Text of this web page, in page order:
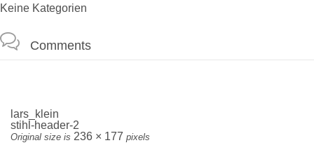
Keine Kategorien
 Comments
lars_klein
stihl-header-2
Original size is 236 × 177 pixels